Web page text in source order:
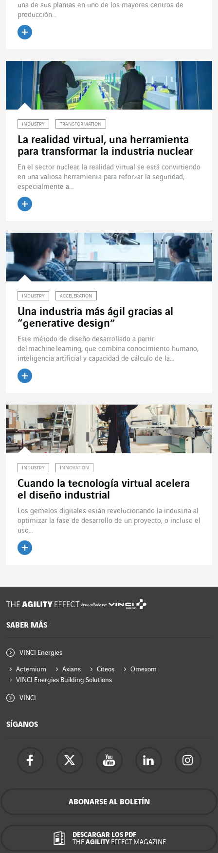
una de sus plantas en uno de los mayores centros de
producción...
INDUSTRY TRANSFORMATION
La realidad virtual, una herramienta
para transformar la industria nuclear
En el sector nuclear, la realidad virtual se está convirtiendo
en una valiosa herramienta para reforzar la seguridad,
especialmente a...
INDUSTRY ACCELERATION
Una industria más ágil gracias al
“generative design”
Este método de diseño desarrollado a partir
del machine learning, que combina conocimiento humano,
inteligencia artificial y capacidad de cálculo de la...
INDUSTRY INNOVATION
Cuando la tecnología virtual acelera
el diseño industrial
Los gemelos digitales están revolucionando la industria al
optimizar la fase de desarrollo de un proyecto, o incluso el
uso...
desarrollado por
SABER MÁS
VINCI Energies
Actemium Axians Citeos
Omexom
VINCI Energies Building Solutions
VINCI
SÍGANOS
ABONARSE AL BOLETÍN
DESCARGAR LOS PDF
THE AGILITY EFFECT MAGAZINE